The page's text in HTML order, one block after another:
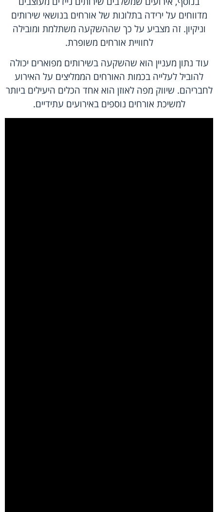
מדווחים על ירידה בתלונות של אורחים בנושאי שירותים
וניקיון. זה מצביע על כך שההשקעה משתלמת ומובילה
לחוויית אורחים משופרת.
עוד נתון מעניין הוא שהשקעה בשירותים מפוארים יכולה
להוביל לעלייה בכמות האורחים הממליצים על האירוע
לחבריהם. שיווק מפה לאוזן הוא אחד הכלים היעילים ביותר
למשיכת אורחים נוספים באירועים עתידיים.